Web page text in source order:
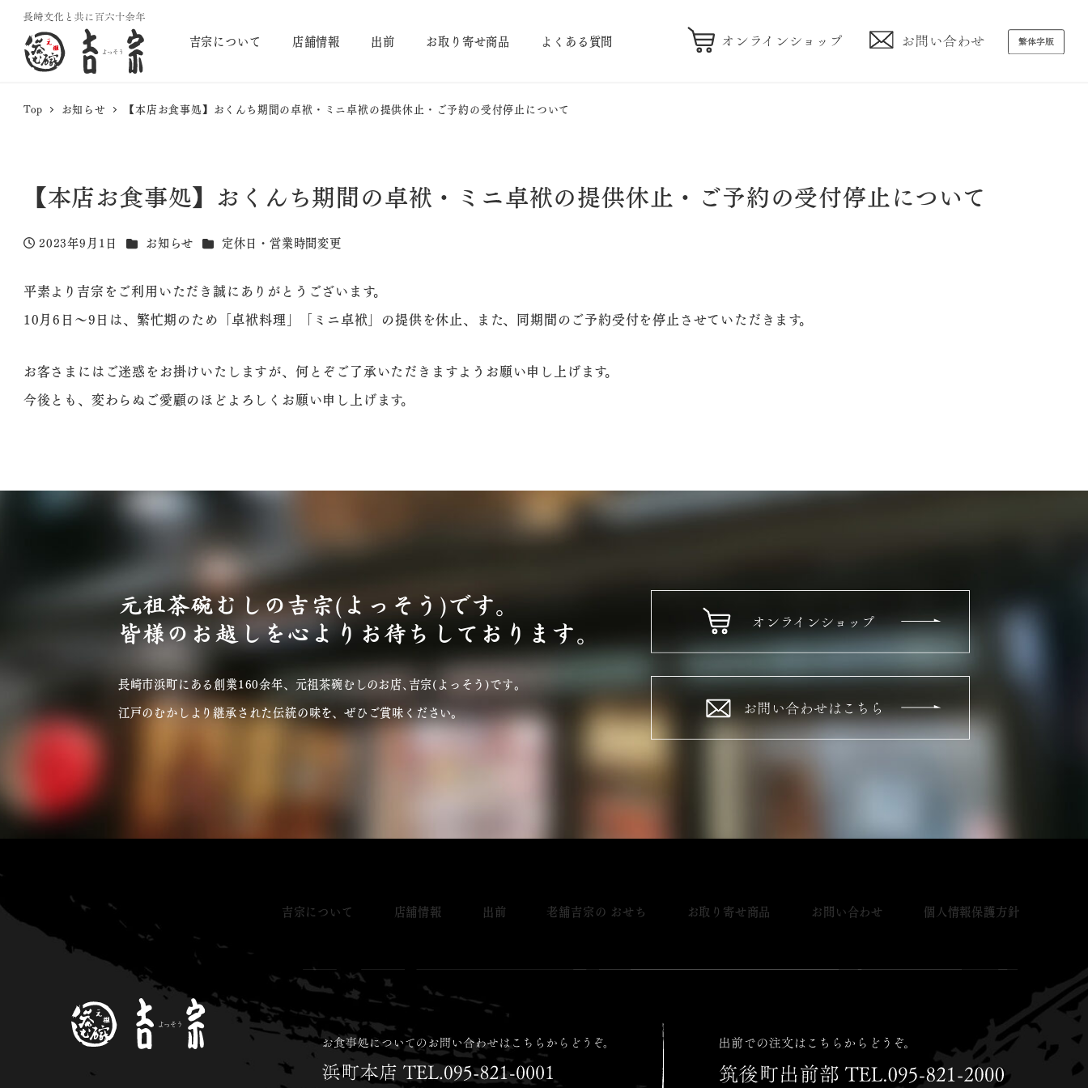
吉宗について 店舗情報 出前 お取り寄せ商品 よくある質問
Top お知らせ 【本店お食事処】おくんち期間の卓袱・ミニ卓袱の提供休止・ご予約の受付停止について
【本店お食事処】おくんち期間の卓袱・ミニ卓袱の提供休止・ご予約の受付停止について
投稿日
2023年9月1日 カテゴリー
お知らせ カテゴリー
定休日・営業時間変更
平素より吉宗をご利用いただき誠にありがとうございます。
10月6日～9日は、繁忙期のため「卓袱料理」「ミニ卓袱」の提供を休止、また、同期間のご予約受付を停止させていただきます。
お客さまにはご迷惑をお掛けいたしますが、何とぞご了承いただきますようお願い申し上げます。
今後とも、変わらぬご愛顧のほどよろしくお願い申し上げます。
元祖茶碗むしの吉宗(よっそう)です。
皆様のお越しを心よりお待ちしております。
長崎市浜町にある創業160余年、元祖茶碗むしのお店､吉宗(よっそう)です｡
江戸のむかしより継承された伝統の味を、ぜひご賞味ください。
吉宗について 店舗情報 出前 老舗吉宗の おせち お取り寄せ商品 お問い合わせ 個人情報保護方針